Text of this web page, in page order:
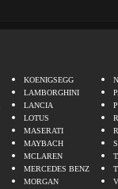
KOENIGSEGG
LAMBORGHINI
LANCIA
LOTUS
MASERATI
MAYBACH
MCLAREN
MERCEDES BENZ
MORGAN